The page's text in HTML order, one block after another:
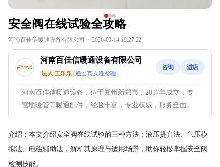
安全阀在线试验全攻略
河南百佳信暖通设备有限公司 · 2026-03-14 19:27:22
河南百佳信暖通设备有限公司
法人:王乐乐 通过真实性核验
咨询 进店
河南百佳信暖通设备，位于郑州新郑市，2017年成立，专
营地暖管等暖通配件，经验丰富，专业权威，服务全面。
介绍： 本文介绍安全阀在线试验的三种方法：液压提升法、气压模
拟法、电磁辅助法，解析其原理与适用场景，助你轻松掌握安全阀
检测技能。